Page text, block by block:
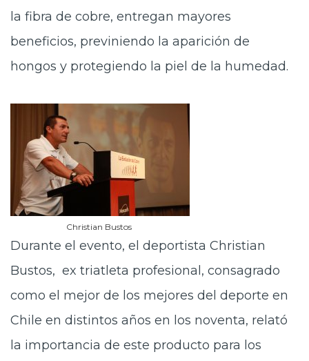
la fibra de cobre, entregan mayores
beneficios, previniendo la aparición de
hongos y protegiendo la piel de la humedad.
Christian Bustos
Durante el evento, el deportista Christian
Bustos, ex triatleta profesional, consagrado
como el mejor de los mejores del deporte en
Chile en distintos años en los noventa, relató
la importancia de este producto para los